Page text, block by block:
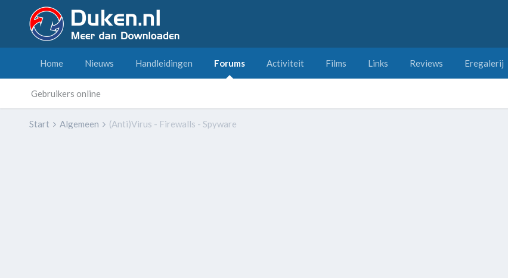
Home Nieuws Handleidingen Forums
Gebruikers online
Activiteit Films Links Reviews Eregalerij
Start Algemeen (Anti)Virus - Firewalls - Spyware